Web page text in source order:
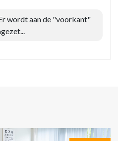
wordt aan de "voorkant"